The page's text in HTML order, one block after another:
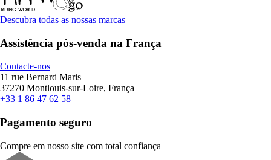
Descubra todas as nossas marcas
Assistência pós-venda na França
Contacte-nos
11 rue Bernard Maris
37270 Montlouis-sur-Loire, França
+33 1 86 47 62 58
Pagamento seguro
Compre em nosso site com total confiança